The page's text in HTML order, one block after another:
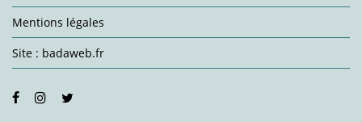
Mentions légales
Site : badaweb.fr